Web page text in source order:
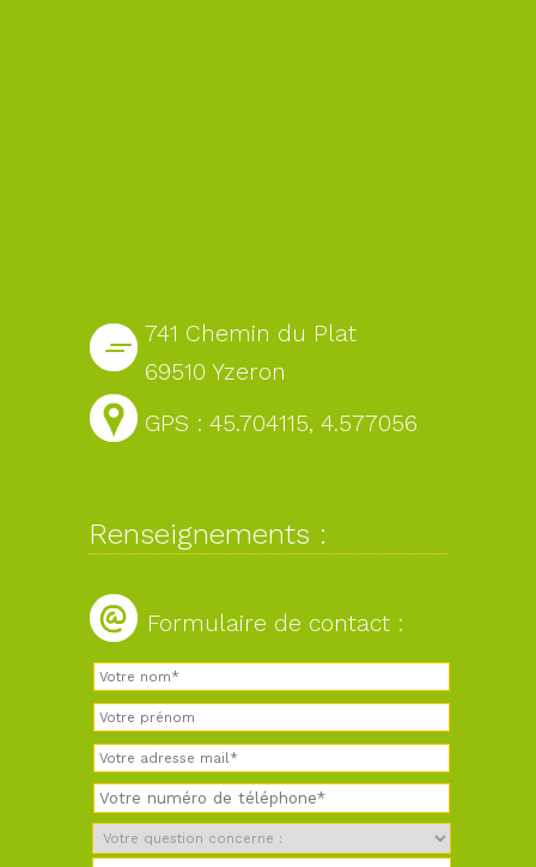
741 Chemin du Plat
69510 Yzeron
GPS : 45.704115, 4.577056
Renseignements :
Formulaire de contact :